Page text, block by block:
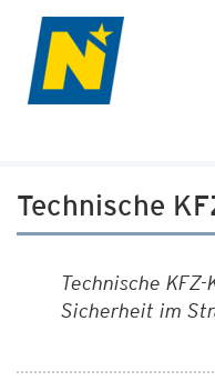
Technische
Technische
Sicherheit im